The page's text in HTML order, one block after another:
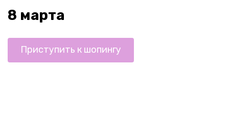
8 марта
Приступить к шопингу